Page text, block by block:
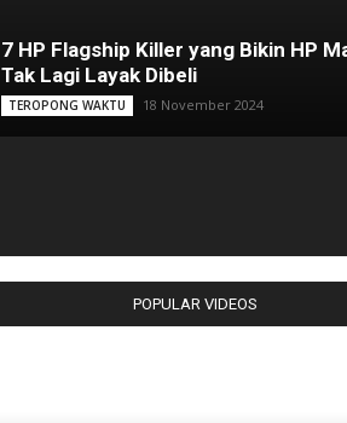
7 HP Flagship Killer yang Bikin HP
Tak Lagi Layak Dibeli
TEROPONG WAKTU 18 November 2024
POPULAR VIDEOS